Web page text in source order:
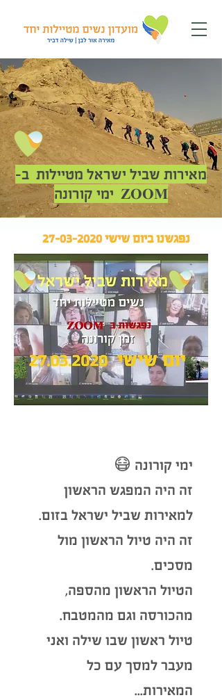
מאירות שביל ישראל מטיילות ב-
ZOOM ימי קורונה
נפגשנו ביום שישי27-03-2020
ימי קורונה 😷
זה היה המפגש הראשון
למאירות שביל ישראל בזום.
זה היה טיול הראשון מול
מסכים.
הטיול הראשון מהספה,
מהכורסה וגם מהמטבח.
טיול ראשון שבו שילה ואני
מעבר למסך עם כל
המאירות...